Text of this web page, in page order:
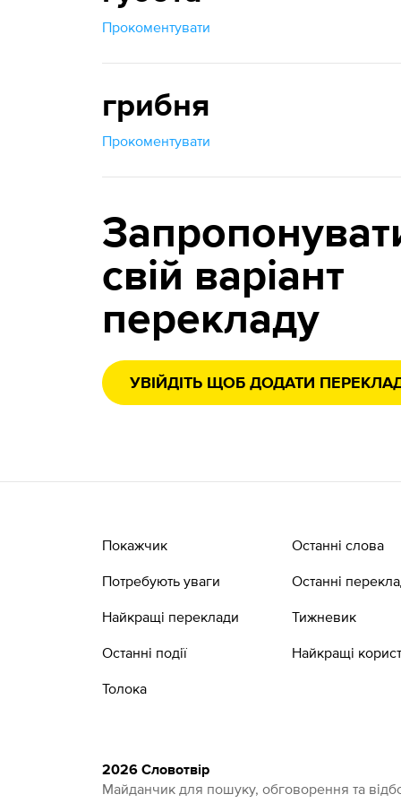
Прокоментувати
грибня
Прокоментувати
свій варіант
перекладу
УВІЙДІТЬ ЩОБ ДОДАТИ
Покажчик
Потребують уваги
Найкращі переклади
Останні події
Толока
Останні слова
Останні
Тижневик
Найкращі
2026 Словотвір
Майданчик для пошуку, обговорення та